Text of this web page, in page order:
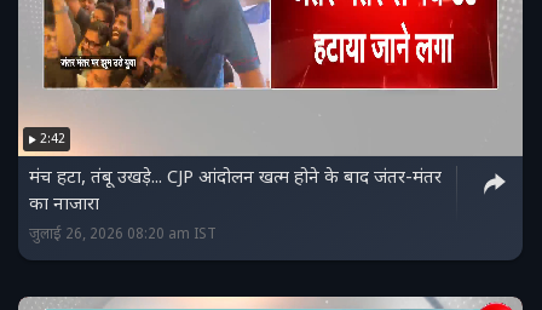
2:42
मंच हटा, तंबू उखड़े... CJP आंदोलन खत्‍म होने के बाद जंतर-मंतर
का नाजारा
जुलाई 26, 2026 08:20 am IST